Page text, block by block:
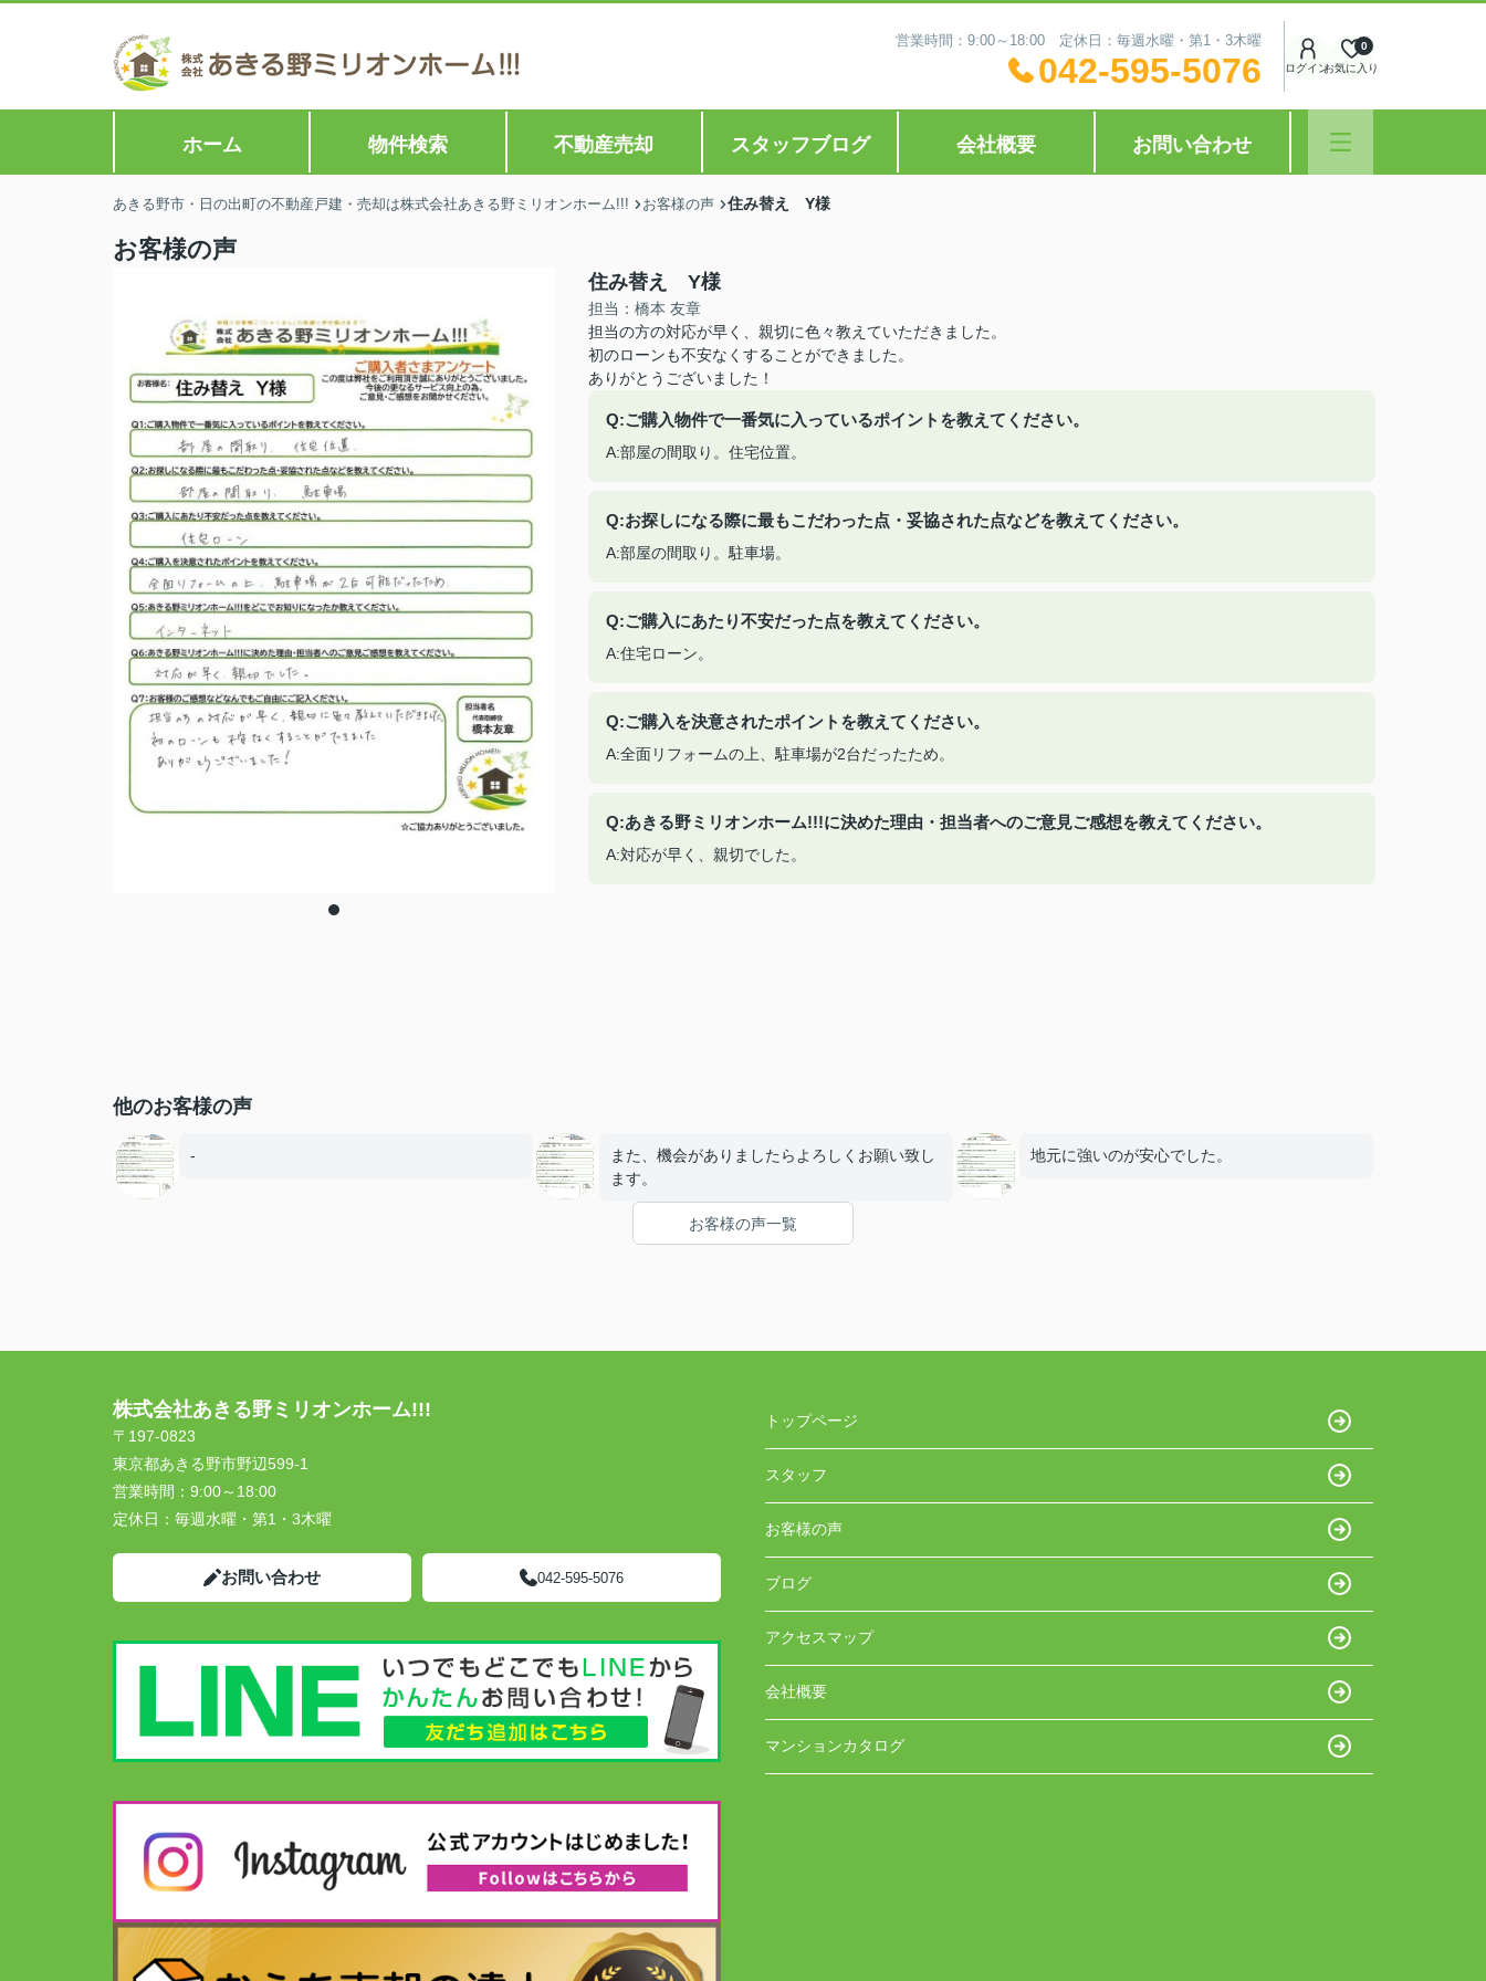
営業時間：9:00～18:00 定休日：毎週水曜・第1・3木曜
042-595-5076 ログインお気に入り
0
ホーム 物件検索 不動産売却 スタッフブログ 会社概要 お問い合わせ
あきる野市・日の出町の不動産戸建・売却は株式会社あきる野ミリオンホーム!!! お客様の声 住み替え Y様
お客様の声
住み替え Y様
担当：橋本 友章
担当の方の対応が早く、親切に色々教えていただきました。
初のローンも不安なくすることができました。
ありがとうございました！
Q:ご購入物件で一番気に入っているポイントを教えてください。
A:部屋の間取り。住宅位置。
Q:お探しになる際に最もこだわった点・妥協された点などを教えてください。
A:部屋の間取り。駐車場。
Q:ご購入にあたり不安だった点を教えてください。
A:住宅ローン。
Q:ご購入を決意されたポイントを教えてください。
A:全面リフォームの上、駐車場が2台だったため。
Q:あきる野ミリオンホーム!!!に決めた理由・担当者へのご意見ご感想を教えてください。
A:対応が早く、親切でした。
他のお客様の声
-
また、機会がありましたらよろしくお願い致し
ます。
地元に強いのが安心でした。
お客様の声一覧
株式会社あきる野ミリオンホーム!!!
〒197-0823
東京都あきる野市野辺599-1
営業時間： 9:00～18:00
定休日： 毎週水曜・第1・3木曜
お問い合わせ 042-595-5076
トップページ
スタッフ
お客様の声
ブログ
アクセスマップ
会社概要
マンションカタログ